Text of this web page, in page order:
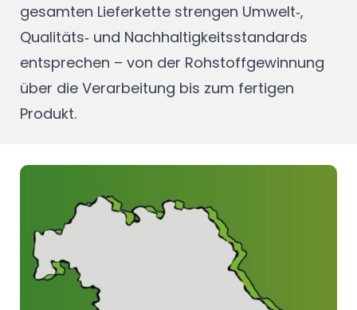
gesamten Lieferkette strengen Umwelt‑,
Qualitäts‑ und Nachhaltigkeitsstandards
entsprechen – von der Rohstoffgewinnung
über die Verarbeitung bis zum fertigen
Produkt.